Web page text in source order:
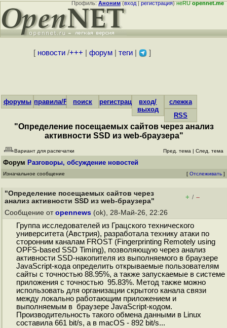
Профиль:Аноним(вход|регистрация)неRUopennet.me
[ новости/+++ форум| теги| ]
форумы правила/FAQпоиск регистрациявход/
выход
слежка
RSS
"Определение посещаемых сайтов через анализ
активности SSD из web-браузера"
Вариант для распечатки Пред. тема | След. тема
Форум Разговоры, обсуждение новостей
Изначальное сообщение [ Отслеживать ]
"Определение посещаемых сайтов через
анализ активности SSD из web-браузера"
+ / –
Сообщение от opennews (ok), 28-Май-26, 22:26
Группа исследователей из Грацского технического
университета (Австрия), разработала технику атаки по
сторонним каналам FROST (Fingerprinting Remotely using
OPFS-based SSD Timing), позволяющую через анализ
активности SSD-накопителя из выполняемого в браузере
JavaScript-кода определить открываемые пользователям
сайты с точностью 88.95%, а также запускаемые в системе
приложения с точностью 95.83%. Метод также можно
использовать для организации скрытого канала связи
между локально работающим приложением и
выполняемым в браузере JavaScript-кодом.
Производительность такого обмена данными в Linux
составила 661 bit/s, а в macOS - 892 bit/s...